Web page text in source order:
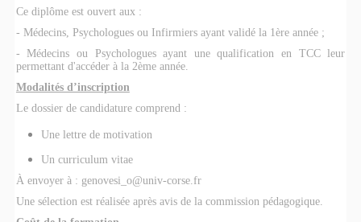
Ce diplôme est ouvert aux :
- Médecins, Psychologues ou Infirmiers ayant validé la 1ère année ;
- Médecins ou Psychologues ayant une qualification en TCC leur
permettant d'accéder à la 2ème année.
Modalités d’inscription
Le dossier de candidature comprend :
Une lettre de motivation
Un curriculum vitae
À envoyer à : genovesi_o@univ-corse.fr
Une sélection est réalisée après avis de la commission pédagogique.